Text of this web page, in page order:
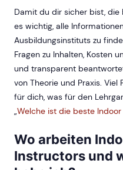
Damit du dir sicher bist, die
es wichtig, alle
Ausbildungsinstituts zu
Fragen zu Inhalten, Kosten
und transparent
von Theorie und Praxis.
für dich, was für den
„Welche ist die beste
Wo arbeiten
Instructors und